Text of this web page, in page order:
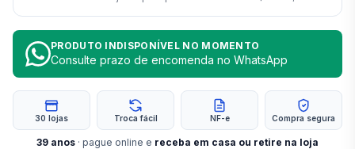
PRODUTO INDISPONÍVEL NO MOMENTO
Consulte prazo de encomenda no WhatsApp
30 lojas Troca fácil NF-e Compra segura
39 anos · pague online e receba em casa ou retire na loja